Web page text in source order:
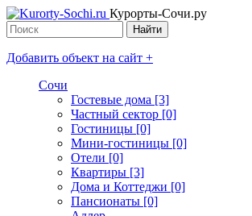
Курорты-Сочи.ру
Добавить объект на сайт +
Сочи
Гостевые дома [3]
Частный сектор [0]
Гостиницы [0]
Мини-гостиницы [0]
Отели [0]
Квартиры [3]
Дома и Коттеджи [0]
Пансионаты [0]